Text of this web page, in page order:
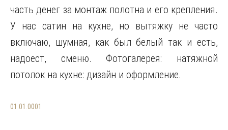
часть денег за монтаж полотна и его крепления.
У нас сатин на кухне, но вытяжку не часто
включаю, шумная, как был белый так и есть,
надоест, сменю. Фотогалерея: натяжной
потолок на кухне: дизайн и оформление.
01.01.0001